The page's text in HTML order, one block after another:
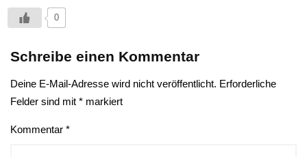
0
Schreibe einen Kommentar
Deine E-Mail-Adresse wird nicht veröffentlicht. Erforderliche
Felder sind mit * markiert
Kommentar *